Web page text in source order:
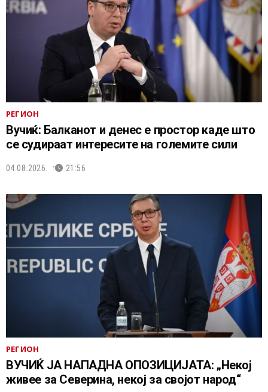
РЕГИОН
Вучиќ: Балканот и денес е простор каде што
се судираат интересите на големите сили
04.08.2026. 21:56
РЕГИОН
ВУЧИЌ ЈА НАПАДНА ОПОЗИЦИЈАТА: „Некој
живее за Северина, некој за својот народ“